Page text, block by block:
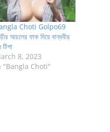
Choti Golpo69
আচলের ফাক দিয়ে বান্ধবীর
8, 2023
"Bangla Choti"